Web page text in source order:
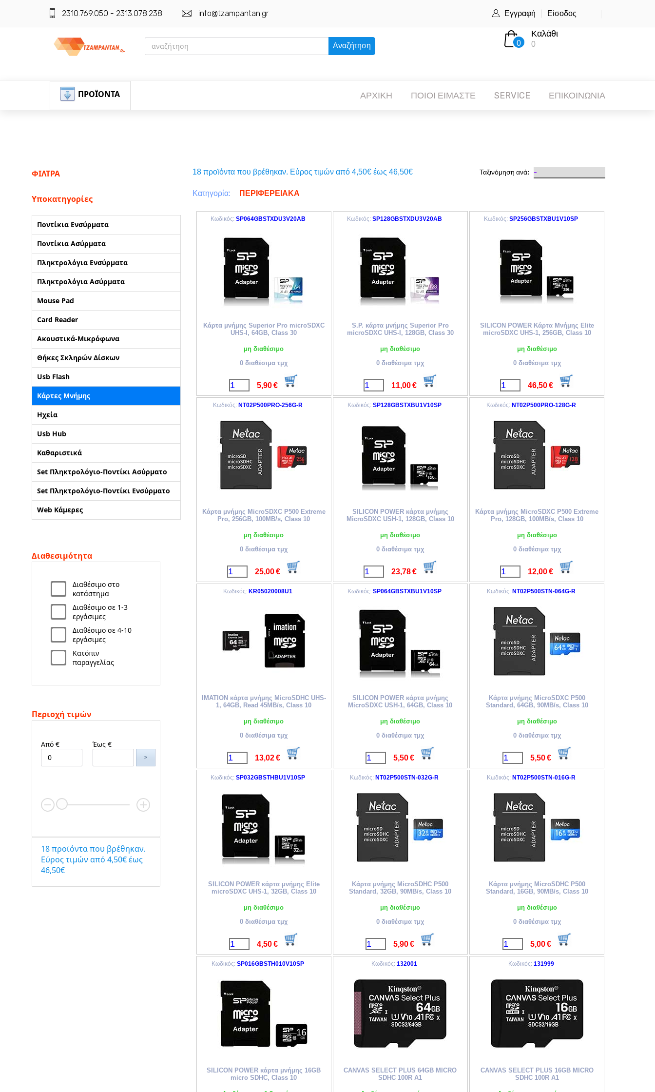
2310.769.050 - 2313.078.238 info@tzampantan.gr Εγγραφή Είσοδος
Αναζήτηση 0
Καλάθι
0
ΠΡΟΪΟΝΤΑ ΑΡΧΙΚΗ ΠΟΙΟΙ ΕΙΜΑΣΤΕ SERVICE ΕΠΙΚΟΙΝΩΝΙΑ
ΑΡΧΙΚΗ
ΠΟΙΟΙ ΕΙΜΑΣΤΕ
SERVICE
ΕΠΙΚΟΙΝΩΝΙΑ
2310.769.050 - 2313.078.238
ΦΙΛΤΡΑ
Υποκατηγορίες
Ποντίκια Ενσύρματα
Ποντίκια Ασύρματα
Πληκτρολόγια Ενσύρματα
Πληκτρολόγια Ασύρματα
Mouse Pad
Card Reader
Ακουστικά-Μικρόφωνα
Θήκες Σκληρών Δίσκων
Usb Flash
Κάρτες Μνήμης
Ηχεία
Usb Hub
Καθαριστικά
Set Πληκτρολόγιο-Ποντίκι Ασύρματο
Set Πληκτρολόγιο-Ποντίκι Ενσύρματο
Web Κάμερες
Διαθεσιμότητα
Διαθέσιμο στο
κατάστημα
Διαθέσιμο σε 1-3
εργάσιμες
Διαθέσιμο σε 4-10
εργάσιμες
Κατόπιν
παραγγελίας
Περιοχή τιμών
Από € Έως €
>
18 προϊόντα που βρέθηκαν.
Eύρος τιμών από 4,50€ έως
46,50€
18 προϊόντα που βρέθηκαν. Eύρος τιμών από 4,50€ έως 46,50€ Ταξινόμηση ανά:
Κατηγορία: ΠΕΡΙΦΕΡΕΙΑΚΑ
Κωδικός: SP064GBSTXDU3V20AB
Κάρτα μνήμης Superior Pro microSDXC
UHS-I, 64GB, Class 30
μη διαθέσιμο
0 διαθέσιμα τμχ
5,90€
Κωδικός: SP128GBSTXDU3V20AB
S.P. κάρτα μνήμης Superior Pro
microSDXC UHS-I, 128GB, Class 30
μη διαθέσιμο
0 διαθέσιμα τμχ
11,00€
Κωδικός:SP256GBSTXBU1V10SP
SILICON POWER Κάρτα Μνήμης Elite
microSDXC UHS-1, 256GB, Class 10
μη διαθέσιμο
0 διαθέσιμα τμχ
46,50€
Κωδικός: NT02P500PRO-256G-R
Κάρτα μνήμης MicroSDXC P500 Extreme
Pro, 256GB, 100MB/s, Class 10
μη διαθέσιμο
0 διαθέσιμα τμχ
25,00€
Κωδικός: SP128GBSTXBU1V10SP
SILICON POWER κάρτα μνήμης
MicroSDXC USH-1, 128GB, Class 10
μη διαθέσιμο
0 διαθέσιμα τμχ
23,78€
Κωδικός: NT02P500PRO-128G-R
Κάρτα μνήμης MicroSDXC P500 Extreme
Pro, 128GB, 100MB/s, Class 10
μη διαθέσιμο
0 διαθέσιμα τμχ
12,00€
Κωδικός: KR05020008U1
IMATION κάρτα μνήμης MicroSDHC UHS-
1, 64GB, Read 45MB/s, Class 10
μη διαθέσιμο
0 διαθέσιμα τμχ
13,02€
Κωδικός: SP064GBSTXBU1V10SP
SILICON POWER κάρτα μνήμης
MicroSDXC USH-1, 64GB, Class 10
μη διαθέσιμο
0 διαθέσιμα τμχ
5,50 €
Κωδικός: NT02P500STN-064G-R
Κάρτα μνήμης MicroSDXC P500
Standard, 64GB, 90MB/s, Class 10
μη διαθέσιμο
0 διαθέσιμα τμχ
5,50€
Κωδικός:SP032GBSTHBU1V10SP
SILICON POWER κάρτα μνήμης Elite
microSDXC UHS-1, 32GB, Class 10
μη διαθέσιμο
0 διαθέσιμα τμχ
4,50€
Κωδικός: NT02P500STN-032G-R
Κάρτα μνήμης MicroSDHC P500
Standard, 32GB, 90MB/s, Class 10
μη διαθέσιμο
0 διαθέσιμα τμχ
5,90 €
Κωδικός: NT02P500STN-016G-R
Κάρτα μνήμης MicroSDHC P500
Standard, 16GB, 90MB/s, Class 10
μη διαθέσιμο
0 διαθέσιμα τμχ
5,00€
Κωδικός:SP016GBSTH010V10SP
SILICON POWER κάρτα μνήμης 16GB
micro SDHC, Class 10
Κωδικός:132001
CANVAS SELECT PLUS 64GB MICRO
SDHC 100R A1
Κωδικός: 131999
CANVAS SELECT PLUS 16GB MICRO
SDHC 100R A1